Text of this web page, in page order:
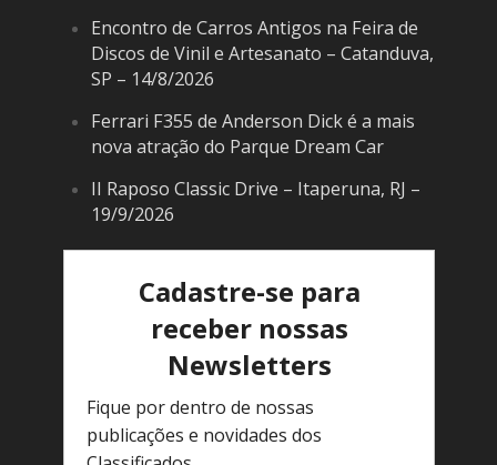
Encontro de Carros Antigos na Feira de
Discos de Vinil e Artesanato – Catanduva,
SP – 14/8/2026
Ferrari F355 de Anderson Dick é a mais
nova atração do Parque Dream Car
II Raposo Classic Drive – Itaperuna, RJ –
19/9/2026